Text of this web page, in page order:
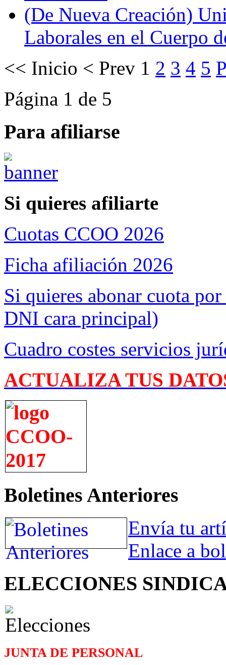
(De Nueva Creación)
Laborales en el Cuerpo
<< Inicio < Prev 1 2 3 4 5
Página 1 de 5
Para afiliarse
Si quieres afiliarte
Cuotas CCOO 2026
Ficha afiliación 2026
Si quieres abonar cuota
DNI cara principal)
Cuadro costes servicios
ACTUALIZA TUS
Boletines Anteriores
Envía tu
Enlace a
ELECCIONES
JUNTA DE PERSONAL